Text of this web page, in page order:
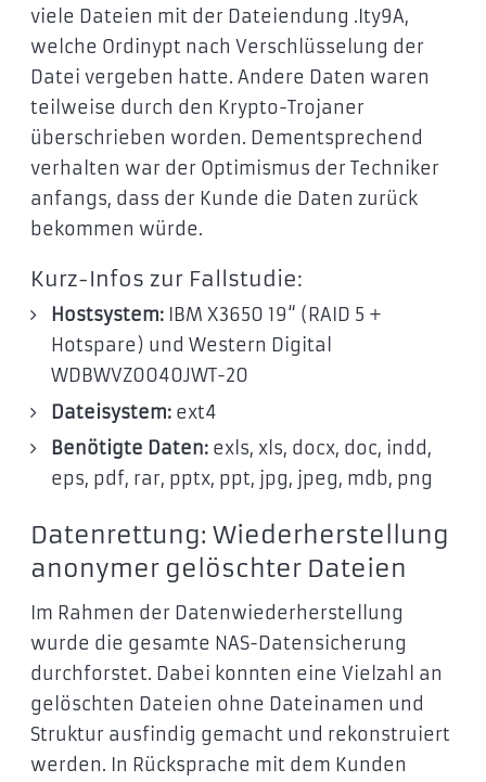
viele Dateien mit der Dateiendung .Ity9A,
welche Ordinypt nach Verschlüsselung der
Datei vergeben hatte. Andere Daten waren
teilweise durch den Krypto-Trojaner
überschrieben worden. Dementsprechend
verhalten war der Optimismus der Techniker
anfangs, dass der Kunde die Daten zurück
bekommen würde.
Kurz-Infos zur Fallstudie:
Hostsystem:IBM X3650 19“ (RAID 5 +
Hotspare) und Western Digital
WDBWVZ0040JWT-20
Dateisystem:ext4
Benötigte Daten:exls, xls, docx, doc, indd,
eps, pdf, rar, pptx, ppt, jpg, jpeg, mdb, png
Datenrettung: Wiederherstellung
anonymer gelöschter Dateien
Im Rahmen der Datenwiederherstellung
wurde die gesamte NAS-Datensicherung
durchforstet. Dabei konnten eine Vielzahl an
gelöschten Dateien ohne Dateinamen und
Struktur ausfindig gemacht und rekonstruiert
werden. In Rücksprache mit dem Kunden